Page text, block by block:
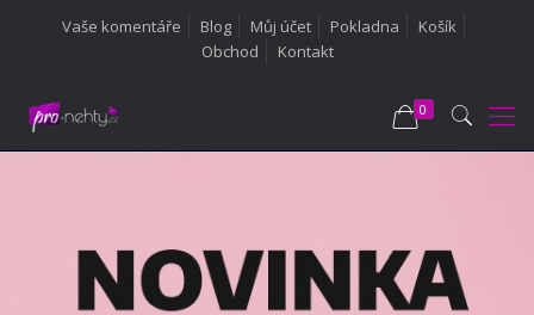
Vaše komentáře Blog Můj účet Pokladna
Košík
Obchod
Kontakt
0